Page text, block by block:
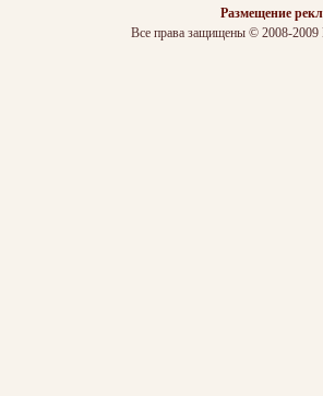
Размещение
Все права защищены © 2008-2009